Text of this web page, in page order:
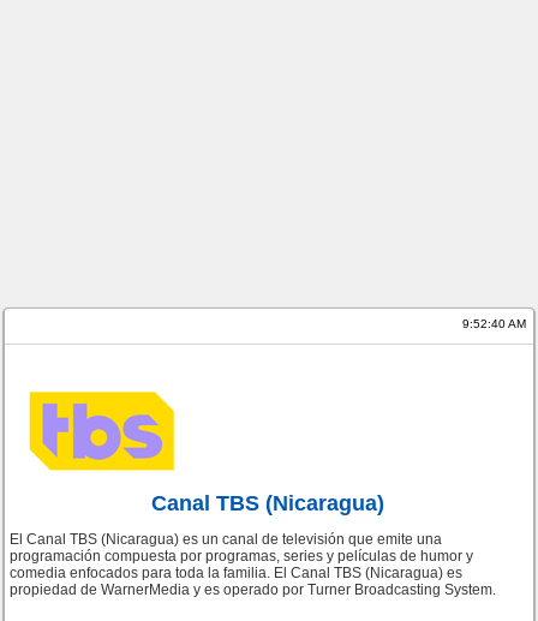
9:52:40 AM
Canal TBS (Nicaragua)
El Canal TBS (Nicaragua) es un canal de televisión que emite una
programación compuesta por programas, series y películas de humor y
comedia enfocados para toda la familia. El Canal TBS (Nicaragua) es
propiedad de WarnerMedia y es operado por Turner Broadcasting System.